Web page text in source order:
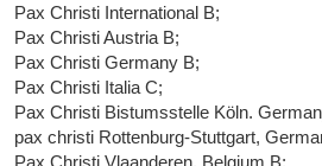
Pax Christi International B;
Pax Christi Austria B;
Pax Christi Germany B;
Pax Christi Italia C;
Pax Christi Bistumsstelle Köln.
pax christi Rottenburg-Stuttgart,